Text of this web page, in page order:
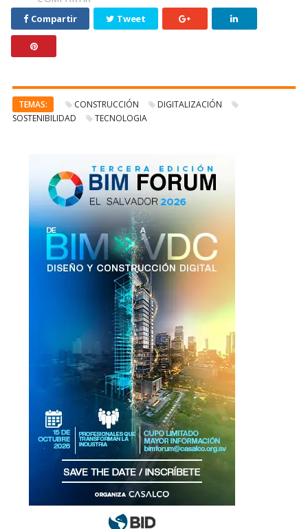
Compartir
Tweet
TEMAS: CONSTRUCCIÓN
DIGITALIZACIÓN
SOSTENIBILIDAD
TECNOLOGIA